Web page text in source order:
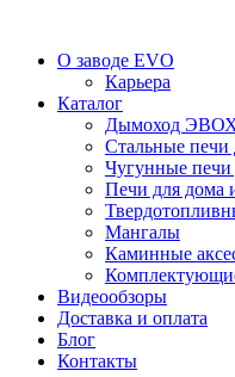
О заводе EVO
Карьера
Каталог
Дымоход
Стальные печи
Чугунные
Печи для дома
Мангалы
Каминные
Видеообзоры
Доставка и оплата
Блог
Контакты